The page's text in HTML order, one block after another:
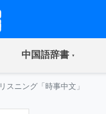
中国語辞書(current)
リスニング「時事中文」